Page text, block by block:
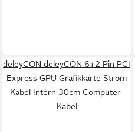
deleyCON deleyCON 6+2 Pin PCI
Express GPU Grafikkarte Strom
Kabel Intern 30cm Computer-
Kabel